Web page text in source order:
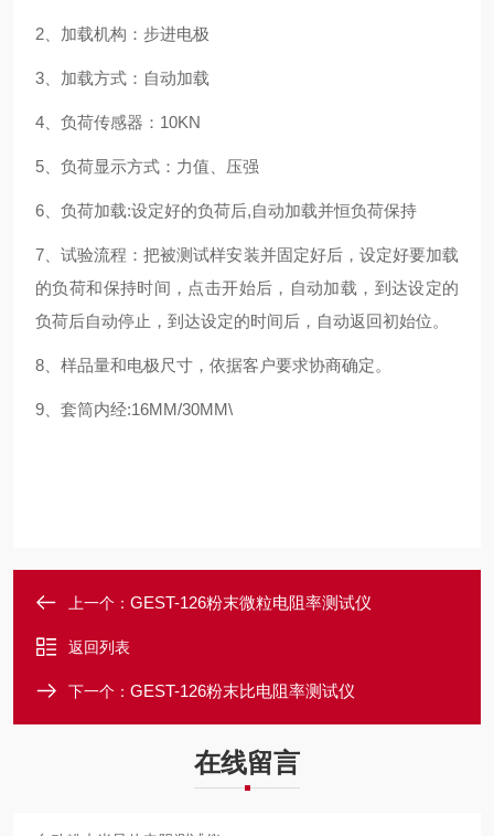
2、加载机构：步进电极
3、加载方式：自动加载
4、负荷传感器：10KN
5、负荷显示方式：力值、压强
6、负荷加载:设定好的负荷后,自动加载并恒负荷保持
7、试验流程：把被测试样安装并固定好后，设定好要加载
的负荷和保持时间，点击开始后，自动加载，到达设定的
负荷后自动停止，到达设定的时间后，自动返回初始位。
8、样品量和电极尺寸，依据客户要求协商确定。
9、套筒内经:16MM/30MM\
上一个： GEST-126粉末微粒电阻率测试仪
返回列表
下一个： GEST-126粉末比电阻率测试仪
在线留言